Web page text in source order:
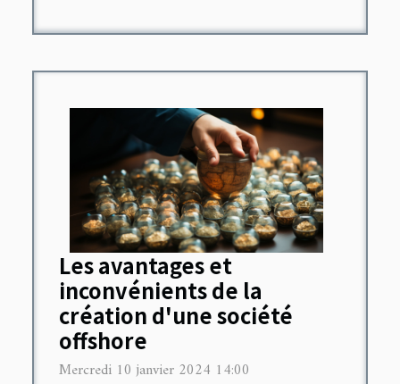
Les avantages et
inconvénients de la
création d'une société
offshore
Mercredi 10 janvier 2024 14:00